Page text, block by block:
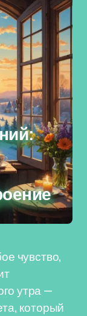
чувство,
утра —
который